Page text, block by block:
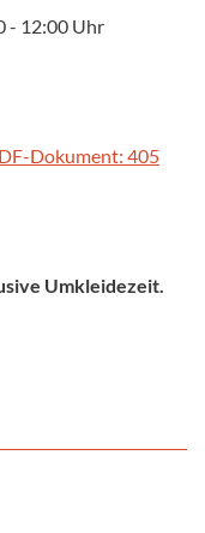
Uhr
Dokument: 405
Umkleidezeit.